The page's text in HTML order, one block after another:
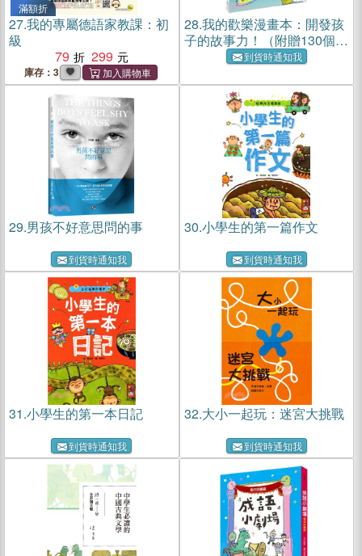
滿額折
27.我的專屬德語家教課：初
級
79
299
庫存：3
28.我的歡樂漫畫本：開發孩
子的故事力！（附贈130個趣
味漫畫素材）到貨時通知我
29.男孩不好意思問的事
到貨時通知我
30.小學生的第一篇作文
到貨時通知我
31.小學生的第一本日記
到貨時通知我
32.大小一起玩：迷宮大挑戰
到貨時通知我